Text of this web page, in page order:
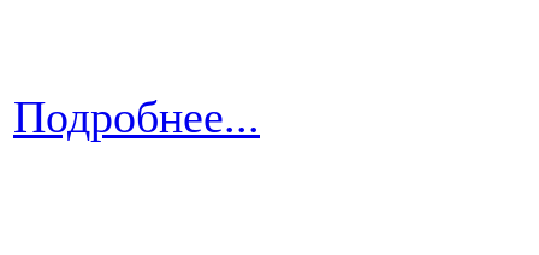
Подробнее...